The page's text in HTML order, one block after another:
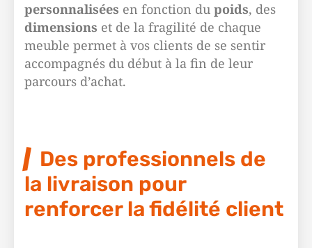
personnalisées en fonction du poids, des
dimensions et de la fragilité de chaque
meuble permet à vos clients de se sentir
accompagnés du début à la fin de leur
parcours d’achat.
Des professionnels de
la livraison pour
renforcer la fidélité client